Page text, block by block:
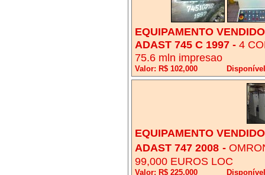
EQUIPAMENTO
ADAST 745 C 1997 - 4
75.6 mln impresao
Valor: R$ 102,000
EQUIPAMENTO
ADAST 747 2008 -
99,000 EUROS LOC
Valor: R$ 225,000